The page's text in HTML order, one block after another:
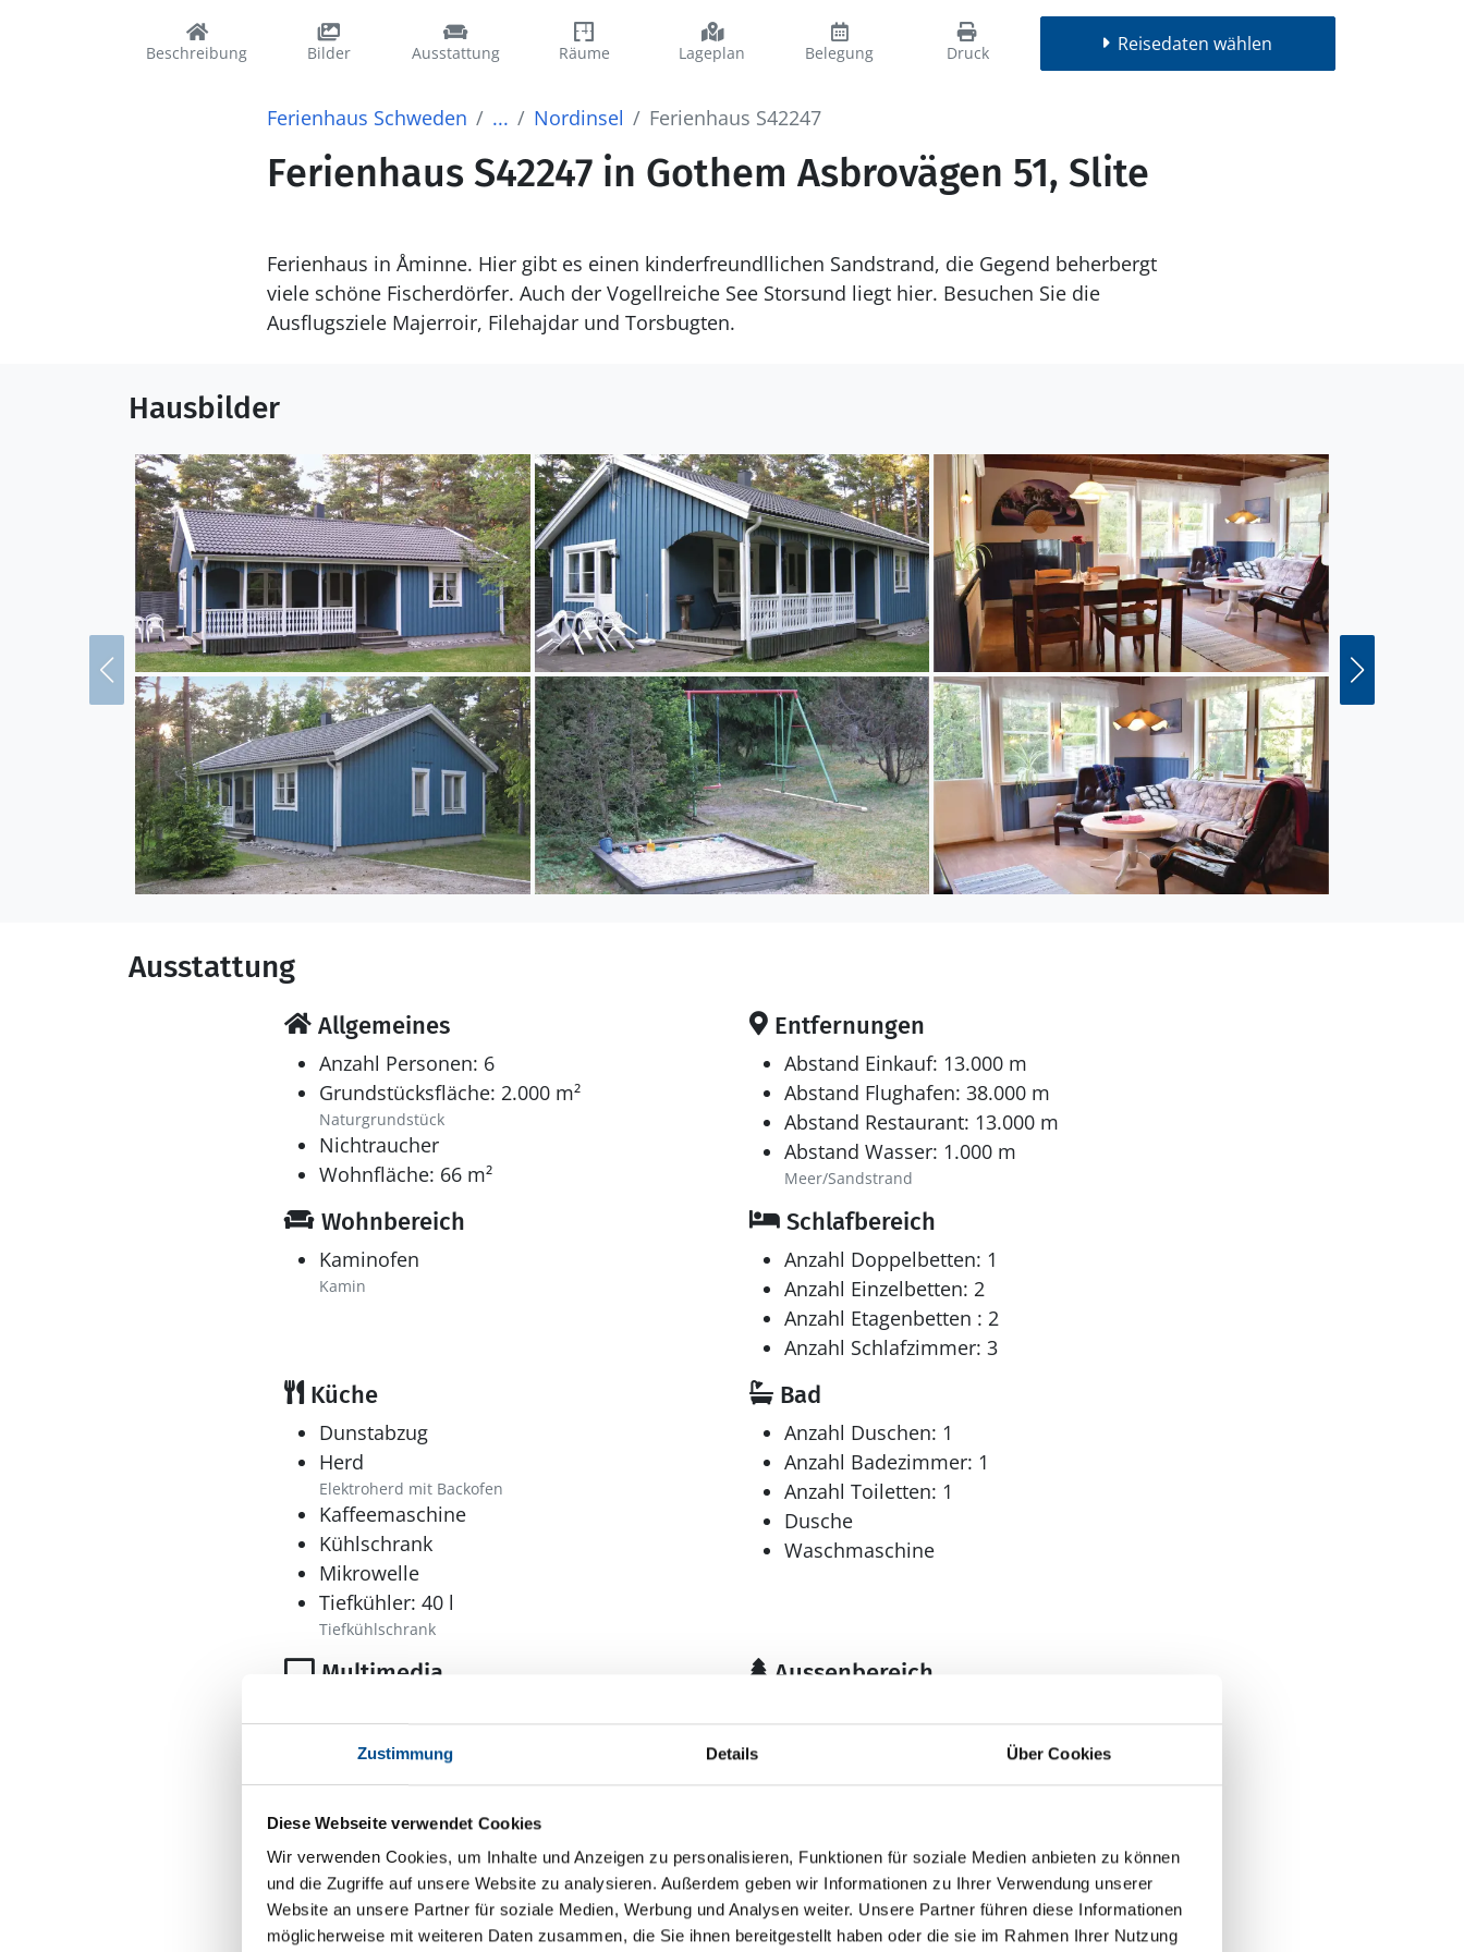
Zustimmung Details Über Cookies
Diese Webseite verwendet Cookies
Wir verwenden Cookies, um Inhalte und Anzeigen zu personalisieren, Funktionen für soziale Medien anbieten zu können
und die Zugriffe auf unsere Website zu analysieren. Außerdem geben wir Informationen zu Ihrer Verwendung unserer
Website an unsere Partner für soziale Medien, Werbung und Analysen weiter. Unsere Partner führen diese Informationen
möglicherweise mit weiteren Daten zusammen, die Sie ihnen bereitgestellt haben oder die sie im Rahmen Ihrer Nutzung
Beschreibung Bilder Ausstattung Räume Lageplan Belegung Druck Reisedaten wählen
Ferienhaus Schweden ... Nordinsel Ferienhaus S42247
Ferienhaus S42247 in Gothem Asbrovägen 51, Slite
Ferienhaus in Åminne. Hier gibt es einen kinderfreundllichen Sandstrand, die Gegend beherbergt
viele schöne Fischerdörfer. Auch der Vogellreiche See Storsund liegt hier. Besuchen Sie die
Ausflugsziele Majerroir, Filehajdar und Torsbugten.
Hausbilder
Ausstattung
Allgemeines
Anzahl Personen: 6
Grundstücksfläche: 2.000 m²
Naturgrundstück
Nichtraucher
Wohnfläche: 66 m²
Entfernungen
Abstand Einkauf: 13.000 m
Abstand Flughafen: 38.000 m
Abstand Restaurant: 13.000 m
Abstand Wasser: 1.000 m
Meer/Sandstrand
Wohnbereich
Kaminofen
Kamin
Schlafbereich
Anzahl Doppelbetten: 1
Anzahl Einzelbetten: 2
Anzahl Etagenbetten : 2
Anzahl Schlafzimmer: 3
Küche
Dunstabzug
Herd
Elektroherd mit Backofen
Kaffeemaschine
Kühlschrank
Mikrowelle
Tiefkühler: 40 l
Tiefkühlschrank
Bad
Anzahl Duschen: 1
Anzahl Badezimmer: 1
Anzahl Toiletten: 1
Dusche
Waschmaschine
Multimedia Aussenbereich
Sonstiges
Haustyp
Ferienhaus